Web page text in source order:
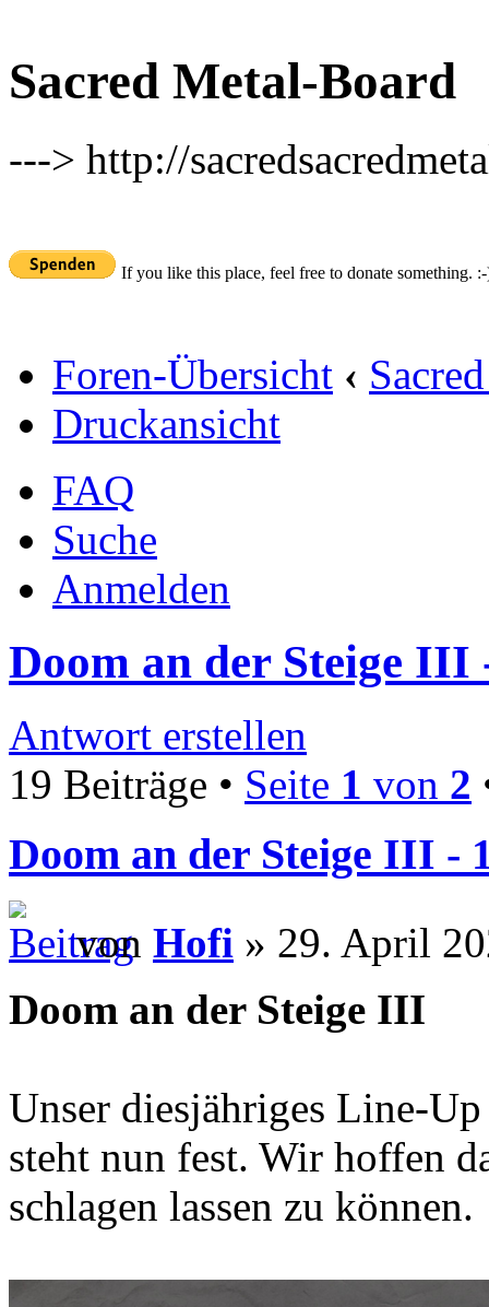
Sacred Metal-Board
---> http://
If you like this place, feel free to donate something.
Foren-Übersicht ‹
Druckansicht
FAQ
Suche
Anmelden
Doom an der Steige III
Antwort erstellen
19 Beiträge • Seite 1 von 2
Doom an der Steige III -
von Hofi » 29. April
Doom an der Steige III
Unser diesjähriges Line-
steht nun fest. Wir hoffen
schlagen lassen zu können.